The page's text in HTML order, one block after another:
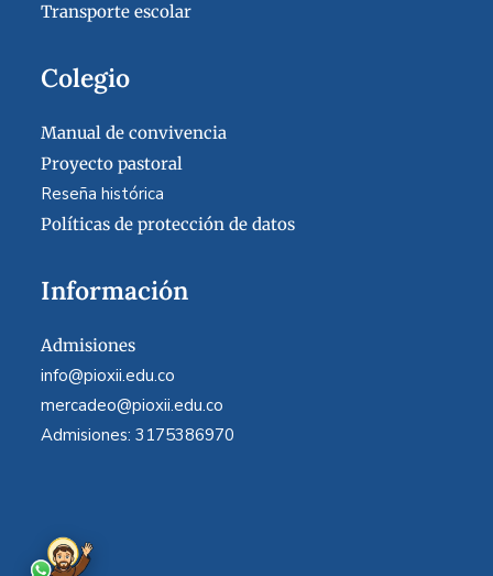
Transporte escolar
Colegio
Manual de convivencia
Proyecto pastoral
Reseña histórica
Políticas de protección de datos
Información
Admisiones
info@pioxii.edu.co
mercadeo@pioxii.edu.co
Admisiones: 3175386970